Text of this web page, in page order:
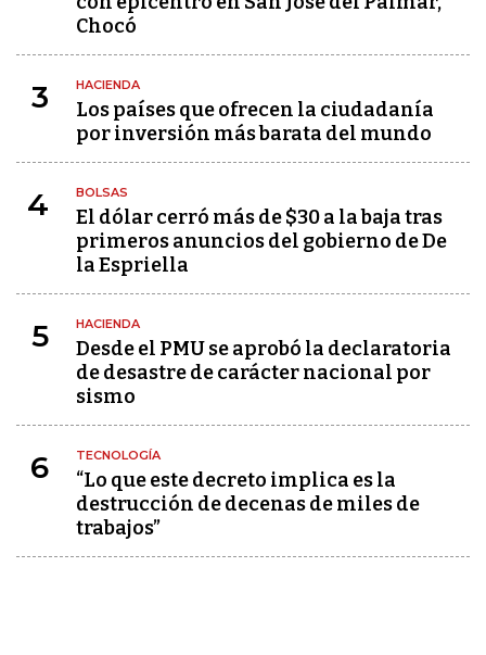
Chocó
3 HACIENDA
Los países que ofrecen la ciudadanía
por inversión más barata del mundo
4 BOLSAS
El dólar cerró más de $30 a la baja tras
primeros anuncios del gobierno de De
la Espriella
5 HACIENDA
Desde el PMU se aprobó la declaratoria
de desastre de carácter nacional por
sismo
6 TECNOLOGÍA
“Lo que este decreto implica es la
destrucción de decenas de miles de
trabajos”